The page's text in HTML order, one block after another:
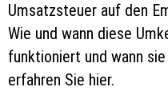
Umsatzsteuer auf den
Wie und wann diese
funktioniert und wann
erfahren Sie hier.